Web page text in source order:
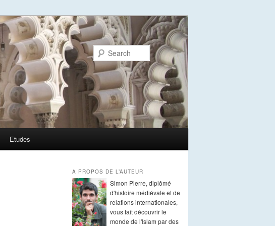
Search
Etudes
A PROPOS DE L’AUTEUR
Simon Pierre, diplômé
d'histoire médiévale et de
relations internationales,
vous fait découvrir le
monde de l'Islam par des